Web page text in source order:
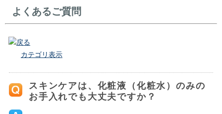
よくあるご質問
戻る
カテゴリ表示
スキンケアは、化粧液（化粧水）のみの
お手入れでも大丈夫ですか？